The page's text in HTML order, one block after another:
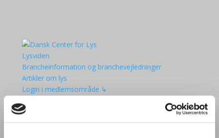
Lysviden
Brancheinformation og branchevejledninger
Artikler om lys
Login i medlemsområde ↳
Aktiviteter
Lysets Dag 2025